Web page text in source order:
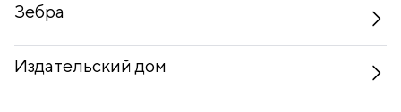
Зебра
Издательский дом